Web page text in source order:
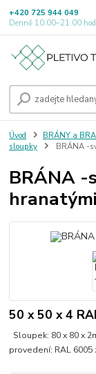
+420 725 944 049
Denně 10.00–21.00 hod
Úvod BRÁNY a
sloupky
BRÁNA -
BRÁNA -
50 x 50 x 4
Sloupek: 80 x 80 x
provedení: RAL 6005